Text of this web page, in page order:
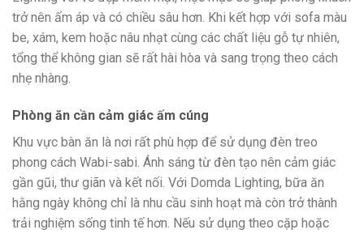
trở nên ấm áp và có chiều sâu hơn. Khi kết hợp với sofa màu
be, xám, kem hoặc nâu nhạt cùng các chất liệu gỗ tự nhiên,
tổng thể không gian sẽ rất hài hòa và sang trọng theo cách
nhẹ nhàng.
Phòng ăn cần cảm giác ấm cúng
Khu vực bàn ăn là nơi rất phù hợp để sử dụng đèn treo
phong cách Wabi-sabi. Ánh sáng từ đèn tạo nên cảm giác
gần gũi, thư giãn và kết nối. Với Domda Lighting, bữa ăn
hằng ngày không chỉ là nhu cầu sinh hoạt mà còn trở thành
trải nghiệm sống tinh tế hơn. Nếu sử dụng theo cặp hoặc